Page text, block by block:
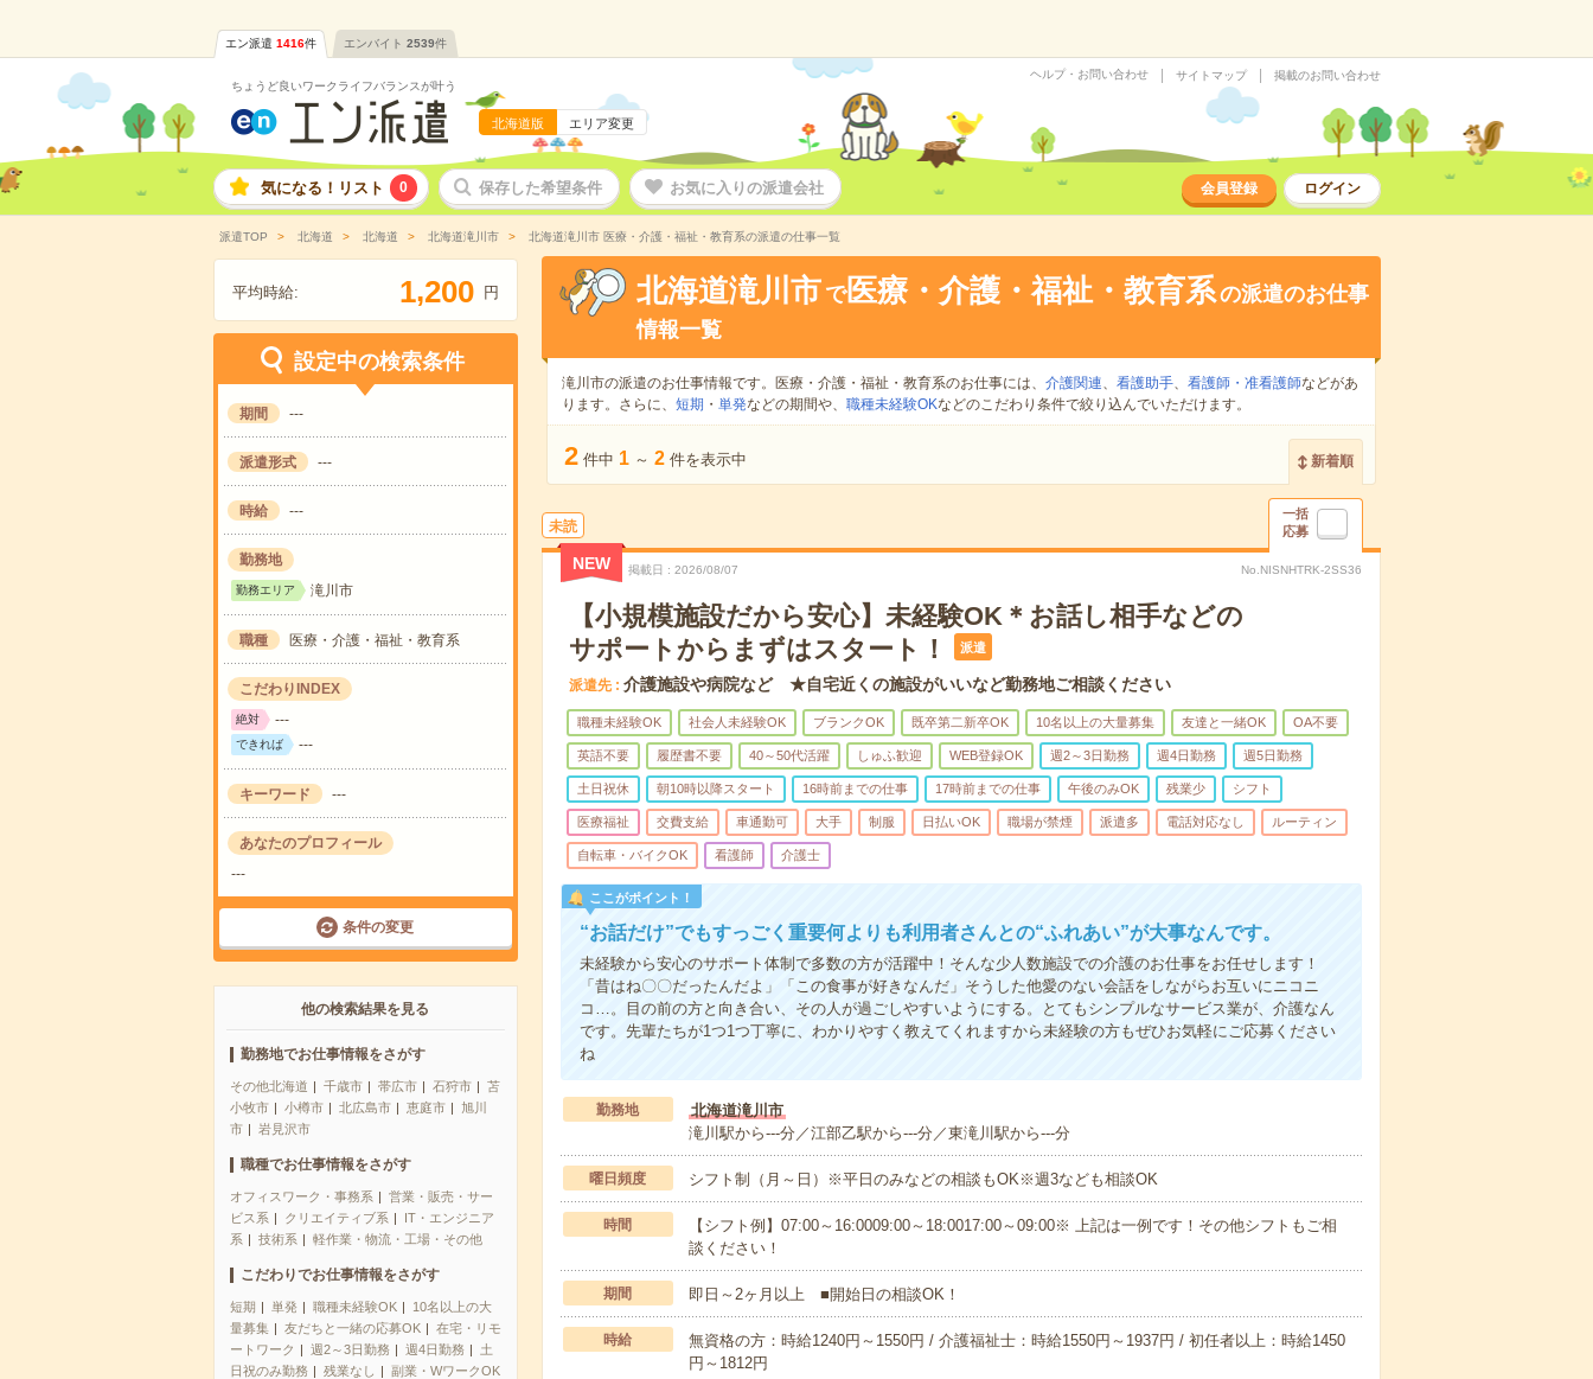
エン派遣 1416件 エンバイト 2539件
ちょうど良いワークライフバランスが叶う
北海道版 エリア変更
ヘルプ・お問い合わせ サイトマップ 掲載のお問い合わせ
気になる！リスト 0 保存した希望条件 お気に入りの派遣会社 会員登録 ログイン
派遣TOP 北海道 北海道 北海道滝川市 北海道滝川市 医療・介護・福祉・教育系の派遣の仕事一覧
平均時給: 1,200 円
設定中の検索条件
期間 ---
派遣形式 ---
時給 ---
勤務地
勤務エリア 滝川市
職種 医療・介護・福祉・教育系
こだわりINDEX
絶対 ---
できれば ---
キーワード ---
あなたのプロフィール
---
条件の変更
他の検索結果を見る
勤務地でお仕事情報をさがす
その他北海道 千歳市 帯広市 石狩市
苫
小牧市
小樽市 北広島市 恵庭市
旭川
市
岩見沢市
職種でお仕事情報をさがす
オフィスワーク・事務系
営業・販売・サー
ビス系
クリエイティブ系
IT・エンジニア
系
技術系 軽作業・物流・工場・その他
こだわりでお仕事情報をさがす
短期 単発 職種未経験OK
10名以上の大
量募集
友だちと一緒の応募OK
在宅・リモ
ートワーク
週2～3日勤務 週4日勤務
土
日祝のみ勤務
残業なし
副業・WワークOK
北海道滝川市 で医療・介護・福祉・教育系の派遣のお仕事
情報一覧
滝川市の派遣のお仕事情報です。医療・介護・福祉・教育系のお仕事には、 介護関連、 看護助手、 看護師・准看護師などがあ
ります。さらに、 短期 ・ 単発などの期間や、 職種未経験OKなどのこだわり条件で絞り込んでいただけます。
2 件中 1 ～ 2 件を表示中 新着順
未読
一括
応募
NEW 掲載日 2026/08/07 No.NISNHTRK-2SS36
【小規模施設だから安心】未経験OK＊お話し相手などの
サポートからまずはスタート！
派遣
派遣先 介護施設や病院など ★自宅近くの施設がいいなど勤務地ご相談ください
職種未経験OK 社会人未経験OK ブランクOK 既卒第二新卒OK 10名以上の大量募集 友達と一緒OK OA不要
英語不要 履歴書不要 40～50代活躍 しゅふ歓迎 WEB登録OK 週2～3日勤務 週4日勤務 週5日勤務
土日祝休 朝10時以降スタート 16時前までの仕事 17時前までの仕事 午後のみOK 残業少 シフト
医療福祉 交費支給 車通勤可 大手 制服 日払いOK 職場が禁煙 派遣多 電話対応なし ルーティン
自転車・バイクOK 看護師 介護士
ここがポイント！
“お話だけ”でもすっごく重要何よりも利用者さんとの“ふれあい”が大事なんです。
未経験から安心のサポート体制で多数の方が活躍中！そんな少人数施設での介護のお仕事をお任せします！
「昔はね〇〇だったんだよ」「この食事が好きなんだ」そうした他愛のない会話をしながらお互いにニコニ
コ…。目の前の方と向き合い、その人が過ごしやすいようにする。とてもシンプルなサービス業が、介護なん
です。先輩たちが1つ1つ丁寧に、わかりやすく教えてくれますから未経験の方もぜひお気軽にご応募ください
ね
勤務地
北海道滝川市
滝川駅から---分／江部乙駅から---分／東滝川駅から---分
曜日頻度 シフト制（月～日）※平日のみなどの相談もOK※週3なども相談OK
時間
【シフト例】07:00～16:0009:00～18:0017:00～09:00※ 上記は一例です！その他シフトもご相
談ください！
期間 即日～2ヶ月以上 ■開始日の相談OK！
時給
無資格の方：時給1240円～1550円 / 介護福祉士：時給1550円～1937円 / 初任者以上：時給1450
円～1812円